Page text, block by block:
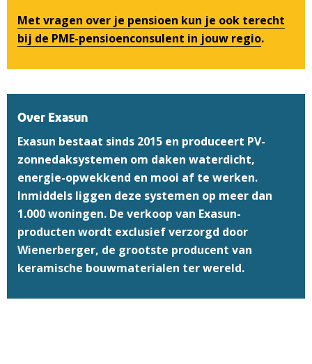
Met vragen over je pensioen kun je ook terecht
bij de PME-pensioenconsulent in jouw regio.
Over Exasun
Exasun bestaat sinds 2015 en produceert PV-
zonnedaksystemen om daken waterdicht,
energie-opwekkend en mooi af te werken.
Inmiddels liggen deze systemen op meer dan
1.000 woningen. De verkoop van Exasun-
producten wordt exclusief verzorgd door
Wienerberger, de grootste producent van
keramische bouwmaterialen ter wereld.